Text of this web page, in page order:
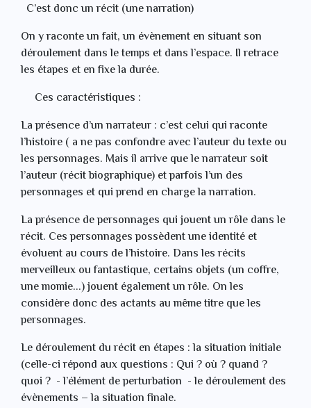
C’est donc un récit (une narration)
On y raconte un fait, un évènement en situant son
déroulement dans le temps et dans l’espace. Il retrace
les étapes et en fixe la durée.
Ces caractéristiques :
La présence d’un narrateur : c’est celui qui raconte
l’histoire ( a ne pas confondre avec l’auteur du texte ou
les personnages. Mais il arrive que le narrateur soit
l’auteur (récit biographique) et parfois l’un des
personnages et qui prend en charge la narration.
La présence de personnages qui jouent un rôle dans le
récit. Ces personnages possèdent une identité et
évoluent au cours de l’histoire. Dans les récits
merveilleux ou fantastique, certains objets (un coffre,
une momie...) jouent également un rôle. On les
considère donc des actants au même titre que les
personnages.
Le déroulement du récit en étapes : la situation initiale
(celle-ci répond aux questions : Qui ? où ? quand ?
quoi ? - l’élément de perturbation - le déroulement des
évènements – la situation finale.